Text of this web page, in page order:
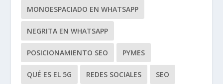
MONOESPACIADO EN WHATSAPP
NEGRITA EN WHATSAPP
POSICIONAMIENTO SEO PYMES
QUÉ ES EL 5G REDES SOCIALES SEO